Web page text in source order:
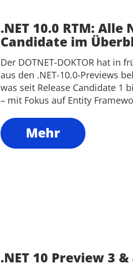
.NET 10.0 RTM:
Candidate im
Der DOTNET-DOKTOR hat in
aus den .NET-10.0-Previews
was seit Release Candidate 1
– mit Fokus auf Entity
Mehr
.NET 10 Preview 3